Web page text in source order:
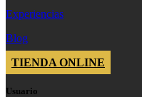
Experiencias
Blog
TIENDA ONLINE
Usuario